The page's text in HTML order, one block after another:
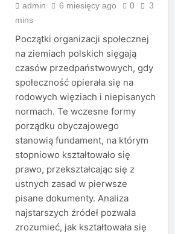
admin 6 miesięcy ago 0
3
mins
Początki organizacji społecznej
na ziemiach polskich sięgają
czasów przedpaństwowych, gdy
społeczność opierała się na
rodowych więziach i niepisanych
normach. Te wczesne formy
porządku obyczajowego
stanowią fundament, na którym
stopniowo kształtowało się
prawo, przekształcając się z
ustnych zasad w pierwsze
pisane dokumenty. Analiza
najstarszych źródeł pozwala
zrozumieć, jak kształtowała się